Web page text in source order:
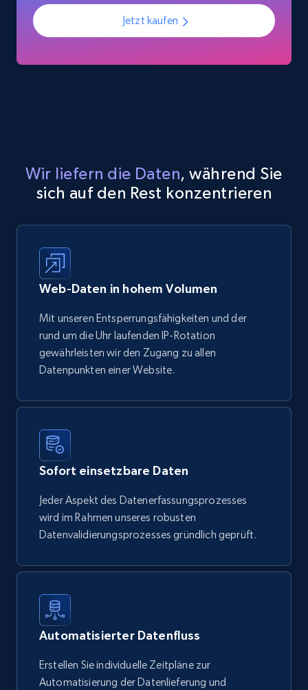
Jetzt kaufen
Wir liefern die Daten, während Sie
sich auf den Rest konzentrieren
Web-Daten in hohem Volumen
Mit unseren Entsperrungsfähigkeiten und der
rund um die Uhr laufenden IP-Rotation
gewährleisten wir den Zugang zu allen
Datenpunkten einer Website.
Sofort einsetzbare Daten
Jeder Aspekt des Datenerfassungsprozesses
wird im Rahmen unseres robusten
Datenvalidierungsprozesses gründlich geprüft.
Automatisierter Datenfluss
Erstellen Sie individuelle Zeitpläne zur
Automatisierung der Datenlieferung und